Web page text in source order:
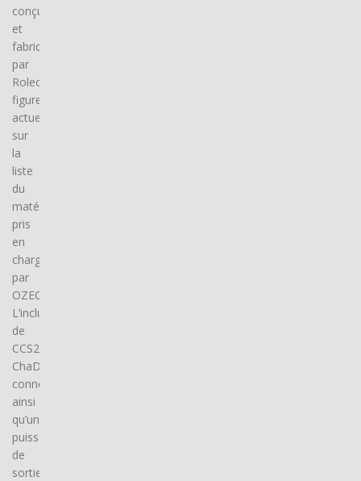
conçu
et
fabriqué
par
Rolec,
figure
actuellement
sur
la
liste
du
matériel
pris
en
charge
par
OZECAR.
L’inclusion
de
CCS2,
ChaDeMo
connector(s),
ainsi
qu’une
puissance
de
sortie